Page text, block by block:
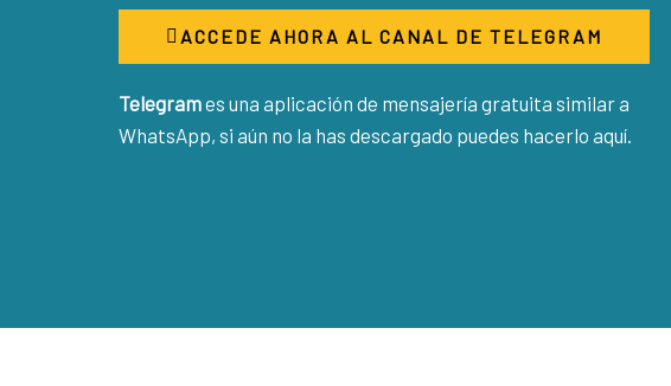
ACCEDE AHORA AL CANAL DE TELEGRAM
Telegrames una aplicación de mensajería gratuita similar a
WhatsApp, si aún no la has descargado puedes hacerlo aquí.